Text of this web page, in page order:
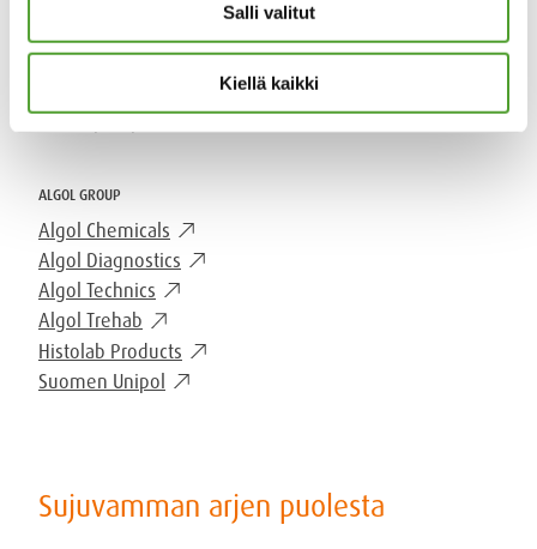
Salli valitut
Kiellä kaikki
algol-trehab@algol.fi
Kaikki yhteystiedot
ALGOL GROUP
Algol Chemicals
Algol Diagnostics
Algol Technics
Algol Trehab
Histolab Products
Suomen Unipol
Sujuvamman arjen puolesta